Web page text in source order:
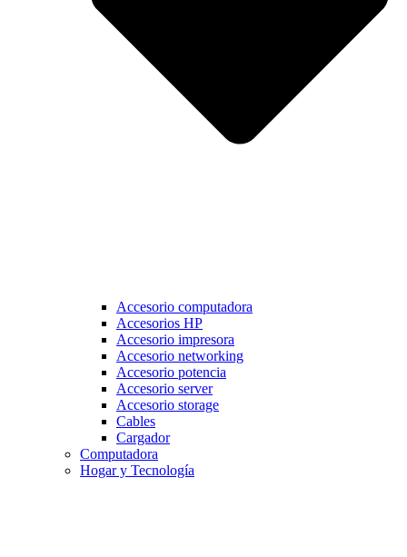
Accesorio computadora
Accesorios HP
Accesorio impresora
Accesorio networking
Accesorio potencia
Accesorio server
Accesorio storage
Cables
Cargador
Computadora
Hogar y Tecnología